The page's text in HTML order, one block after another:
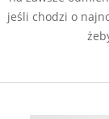
jeśli chodzi o